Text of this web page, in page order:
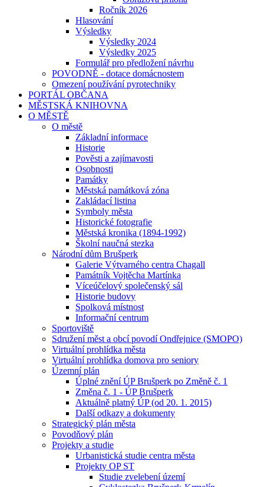
Ročník 2026
Hlasování
Výsledky
Výsledky 2024
Výsledky 2025
Formulář pro předložení návrhu
POVODNĚ - dotace domácnostem
Omezení používání pyrotechniky
PORTÁL OBČANA
MĚSTSKÁ KNIHOVNA
O MĚSTĚ
O městě
Základní informace
Historie
Pověsti a zajímavosti
Osobnosti
Památky
Městská památková zóna
Zakládací listina
Symboly města
Historické fotografie
Městská kronika (1894-1992)
Školní naučná stezka
Národní dům Brušperk
Galerie Výtvarného centra Chagall
Památník Vojtěcha Martínka
Víceúčelový společenský sál
Historie budovy
Spolková místnost
Informační centrum
Sportoviště
Sdružení měst a obcí povodí Ondřejnice (SMOPO)
Virtuální prohlídka města
Virtuální prohlídka domova pro seniory
Územní plán
Úplné znění ÚP Brušperk po Změně č. 1
Změna č. 1 - ÚP Brušperk
Aktuálně platný ÚP (od 20. 1. 2015)
Další odkazy a dokumenty
Strategický plán města
Povodňový plán
Projekty a studie
Urbanistická studie centra města
Projekty OP ST
Studie zvelebení území